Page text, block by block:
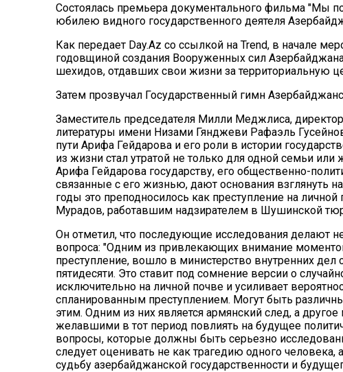
Состоялась премьера документального фильма "Мы
юбилею видного государственного деятеля
Как передает Day.Az со ссылкой на Trend, в начале
годовщиной создания Вооруженных сил
шехидов, отдавших свои жизни за территориальную
Затем прозвучал Государственный гимн
Заместитель председателя Милли Меджлиса,
литературы имени Низами Гянджеви Рафаэль
пути Арифа Гейдарова и его роли в истории
из жизни стал утратой не только для одной семьи или
Арифа Гейдарова государству, его общественно-
связанные с его жизнью, дают основания взглянуть
годы это преподносилось как преступление на
Мурадов, работавшим надзирателем в Шушинской
Он отметил, что последующие исследования делают
вопроса: "Одним из привлекающих внимание
преступление, вошло в министерство внутренних
пятидесяти. Это ставит под сомнение версии о
исключительно на личной почве и усиливает
спланированным преступлением. Могут быть
этим. Одним из них является армянский след, а
желавшими в тот период повлиять на будущее
вопросы, которые должны быть серьезно
следует оценивать не как трагедию одного
судьбу азербайджанской государственности и